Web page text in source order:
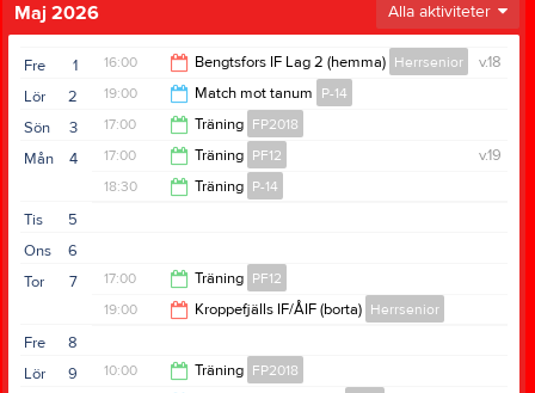
Maj 2026 Alla aktiviteter
1
Fre v.18
16:00 Bengtsfors IF Lag 2 (hemma) Herrsenior
18:00
2
Lör 19:00 Match mot tanum P-14
21:00
3
Sön 17:00 Träning FP2018
18:00
4
Mån v.19
17:00 Träning PF12
18:30 Träning P-14
5
Tis
6
Ons
7
Tor 17:00 Träning PF12
19:00 Kroppefjälls IF/ÅIF (borta) Herrsenior
21:00
8
Fre
9
Lör 10:00 Träning FP2018